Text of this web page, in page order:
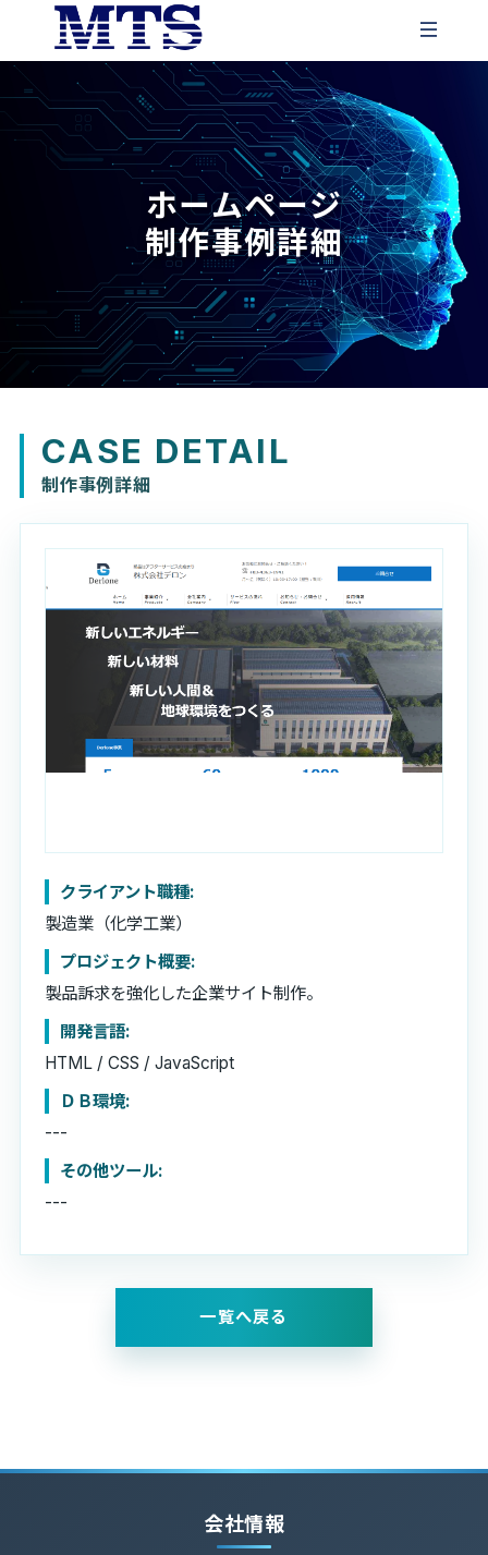
ホーム
会社概要
経営理念
会社沿革
楽活日本
SALESMAN
TRAVELMAN
事業内容
AIソリューション事業
教育研修事業
eSIM代理販売事業
研修コースにエントリー
ホームページ
制作事例詳細
CASE DETAIL
制作事例詳細
クライアント職種:
製造業（化学工業）
プロジェクト概要:
製品訴求を強化した企業サイト制作。
開発言語:
HTML / CSS / JavaScript
ＤＢ環境:
---
その他ツール:
---
一覧へ戻る
会社情報